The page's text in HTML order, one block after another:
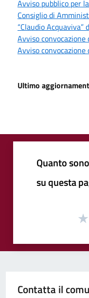
Avviso pubblico per
Consiglio di
“Claudio Acquaviva”
Avviso convocazione
Avviso convocazione
Ultimo
Quanto
su questa
Contatta il